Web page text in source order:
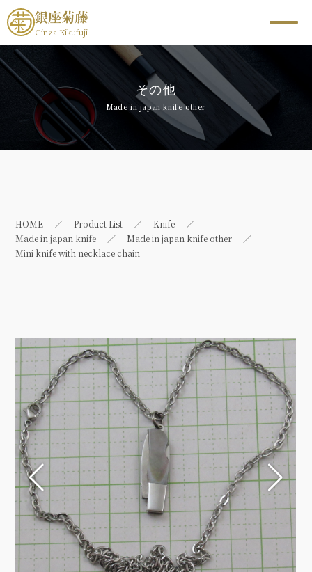
銀座菊藤
Ginza Kikufuji
その他
Made in japan knife other
HOME Product List
Knife
Made in japan knife
Made in japan knife other
Mini knife with necklace chain